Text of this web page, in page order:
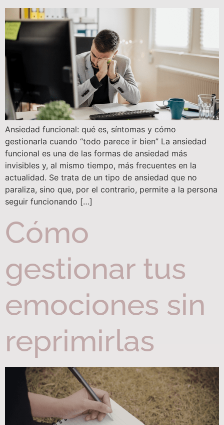
Ansiedad funcional: qué es, síntomas y cómo
gestionarla cuando “todo parece ir bien” La ansiedad
funcional es una de las formas de ansiedad más
invisibles y, al mismo tiempo, más frecuentes en la
actualidad. Se trata de un tipo de ansiedad que no
paraliza, sino que, por el contrario, permite a la persona
seguir funcionando […]
Cómo
gestionar tus
emociones sin
reprimirlas